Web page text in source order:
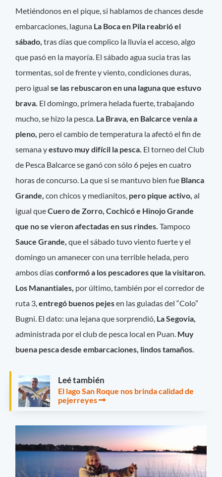
Metiéndonos en el pique, si hablamos de chances desde
embarcaciones, laguna La Boca en Pila reabrió el
sábado,tras días que complico la lluvia el acceso, algo
que pasó en la mayoría. El sábado agua sucia tras las
tormentas, sol de frente y viento, condiciones duras,
pero igual se las rebuscaron en una laguna que estuvo
brava. El domingo, primera helada fuerte, trabajando
mucho, se hizo la pesca. La Brava, en Balcarce venía a
pleno, pero el cambio de temperatura la afectó el fin de
semana yestuvo muy difícil la pesca. El torneo del Club
de Pesca Balcarce se ganó con sólo 6 pejes en cuatro
horas de concurso. La que si se mantuvo bien fue Blanca
Grande, con chicos y medianitos, pero pique activo,al
igual queCuero de Zorro, Cochicó e Hinojo Grande
que no se vieron afectadas en sus rindes. Tampoco
Sauce Grande, que el sábado tuvo viento fuerte y el
domingo un amanecer con una terrible helada, pero
ambos díasconformó a los pescadores que la visitaron.
Los Manantiales, por último, también por el corredor de
ruta 3,entregó buenos pejesen las guiadas del “Colo”
Bugni. El dato: una lejana que sorprendió, La Segovia,
administrada por el club de pesca local en Puan. Muy
buena pesca desde embarcaciones, lindos tamaños.
Leé también
El lago San Roque nos brinda calidad de
pejerreyes